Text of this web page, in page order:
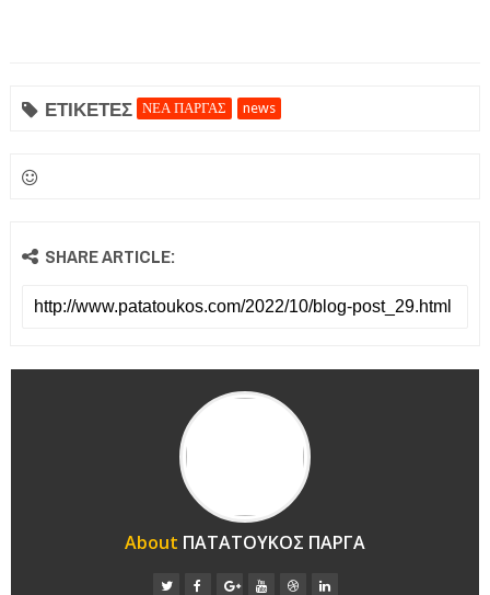
ΕΤΙΚΕΤΕΣ ΝΕΑ ΠΑΡΓΑΣ news
SHARE ARTICLE:
About ΠΑΤΑΤΟΥΚΟΣ ΠΑΡΓΑ